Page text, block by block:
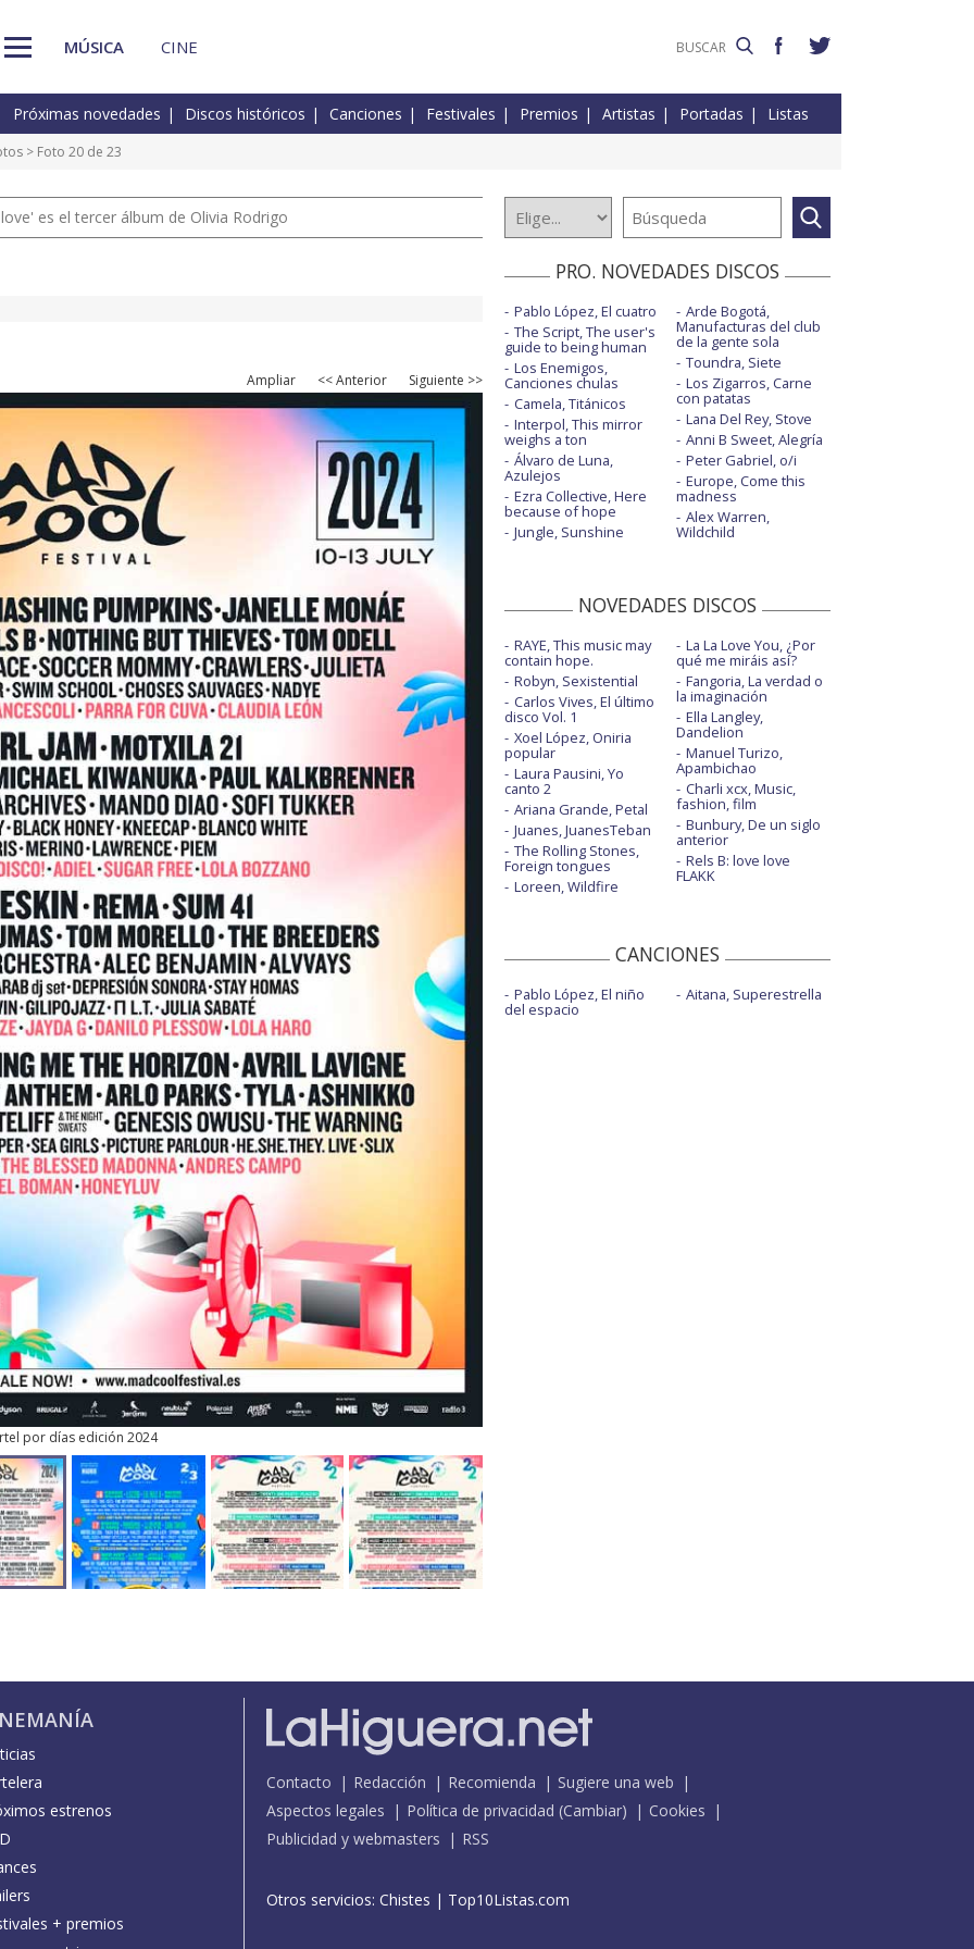
MÚSICA CINE
Próximas novedades Discos históricos Canciones Festivales Premios Artistas Portadas Listas
> Foto 20 de 23
es el tercer álbum de Olivia Rodrigo
Ampliar << Anterior Siguiente >>
por días edición 2024
PRO. NOVEDADES DISCOS
Pablo López, El cuatro
The Script, The user's
guide to being human
Los Enemigos,
Canciones chulas
Camela, Titánicos
Interpol, This mirror
weighs a ton
Álvaro de Luna,
Azulejos
Ezra Collective, Here
because of hope
Jungle, Sunshine
Arde Bogotá,
Manufacturas del club
de la gente sola
Toundra, Siete
Los Zigarros, Carne
con patatas
Lana Del Rey, Stove
Anni B Sweet, Alegría
Peter Gabriel, o/i
Europe, Come this
madness
Alex Warren,
Wildchild
NOVEDADES DISCOS
RAYE, This music may
contain hope.
Robyn, Sexistential
Carlos Vives, El último
disco Vol. 1
Xoel López, Oniria
popular
Laura Pausini, Yo
canto 2
Ariana Grande, Petal
Juanes, JuanesTeban
The Rolling Stones,
Foreign tongues
Loreen, Wildfire
La La Love You, ¿Por
qué me miráis así?
Fangoria, La verdad o
la imaginación
Ella Langley,
Dandelion
Manuel Turizo,
Apambichao
Charli xcx, Music,
fashion, film
Bunbury, De un siglo
anterior
Rels B: love love
FLAKK
CANCIONES
Pablo López, El niño
del espacio
Aitana, Superestrella
estrenos
+ premios
Contacto Redacción Recomienda
Sugiere una web
Aspectos legales
Política de privacidad (Cambiar)
Cookies
Publicidad y webmasters
RSS
Otros servicios: Chistes | Top10Listas.com